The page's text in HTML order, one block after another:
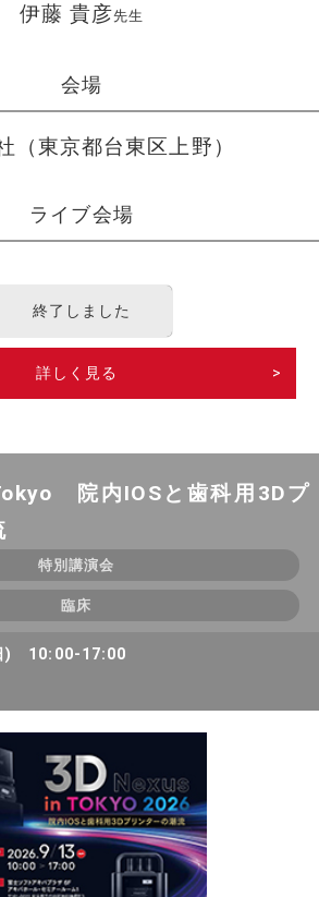
伊藤 貴彦先生
会場
（東京都台東区上野）
ライブ会場
終了しました
詳しく見る >
院内IOSと歯科用3Dプ
特別講演会
臨床
) 10:00-17:00